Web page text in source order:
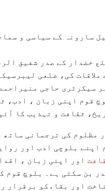
سارونہ کے سیاسی و
خضدار کے صدر شفیق
کی، ضلعی
سیکرٹری حاجی
قوم اپنی زبان ، ادب،
ثقافت و تہذیب کا
مظلوم کی ترجمانی
اپنے بلوچی ادب اور
اور اپنی زبان ،
بن سکتی ہے۔ بلوچ قوم
اور بقاءکو برقرار